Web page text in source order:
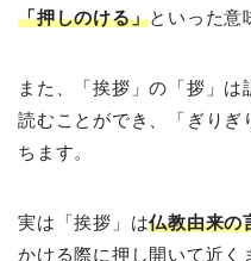
「押しのける」といった意
また、「挨拶」の「拶」
読むことができ、「ぎりぎ
ちます。
実は「挨拶」は仏教由来の
かける際に押し開いて近く